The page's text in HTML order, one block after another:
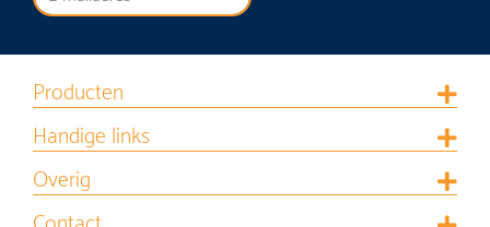
Producten
Handige links
Overig